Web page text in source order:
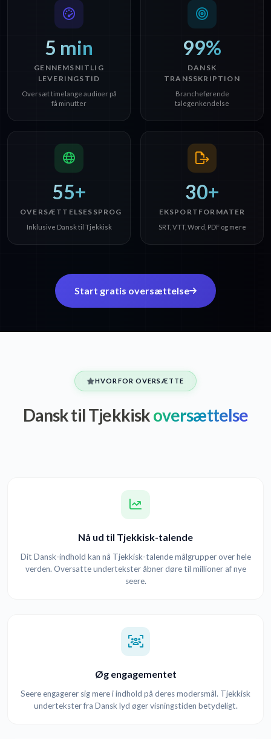
5 min
GENNEMSNITLIG
LEVERINGSTID
Oversæt timelange audioer på
få minutter
99%
DANSK
TRANSSKRIPTION
Brancheførende
talegenkendelse
55+
OVERSÆTTELSESSPROG
Inklusive Dansk til Tjekkisk
30+
EKSPORTFORMATER
SRT, VTT, Word, PDF og mere
Start gratis oversættelse
HVORFOR OVERSÆTTE
Dansk til Tjekkiskoversættelse
Nå ud til Tjekkisk-talende
Dit Dansk-indhold kan nå Tjekkisk-talende målgrupper over hele
verden. Oversatte undertekster åbner døre til millioner af nye
seere.
Øg engagementet
Seere engagerer sig mere i indhold på deres modersmål. Tjekkisk
undertekster fra Dansk lyd øger visningstiden betydeligt.